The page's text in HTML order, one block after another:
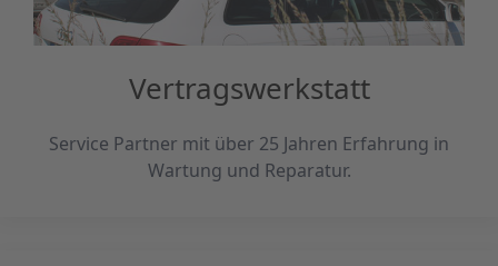
Vertragswerkstatt
Service Partner mit über 25 Jahren Erfahrung in
Wartung und Reparatur.